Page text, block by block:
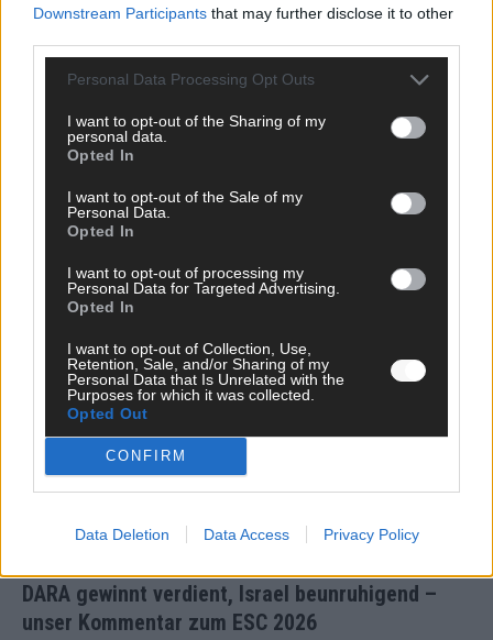
Downstream Participants that may further disclose it to other
Personal Data Processing Opt Outs
I want to opt-out of the Sharing of my
personal data.
Opted In
I want to opt-out of the Sale of my
Personal Data.
Opted In
I want to opt-out of processing my
Personal Data for Targeted Advertising.
Opted In
I want to opt-out of Collection, Use,
Retention, Sale, and/or Sharing of my
Personal Data that Is Unrelated with the
Purposes for which it was collected.
Opted Out
CONFIRM
Data Deletion Data Access Privacy Policy
Monaco, Sallys Café, Westernbrauerei – der
Europa-Park 2026 macht vieles neu
DARA gewinnt verdient, Israel beunruhigend –
unser Kommentar zum ESC 2026